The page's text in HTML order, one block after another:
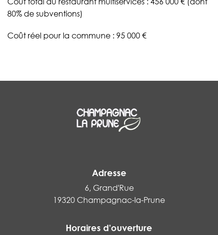
80% de subventions)
Coût réel pour la commune : 95 000 €
Adresse
6, Grand'Rue
19320 Champagnac-la-Prune
Horaires d'ouverture